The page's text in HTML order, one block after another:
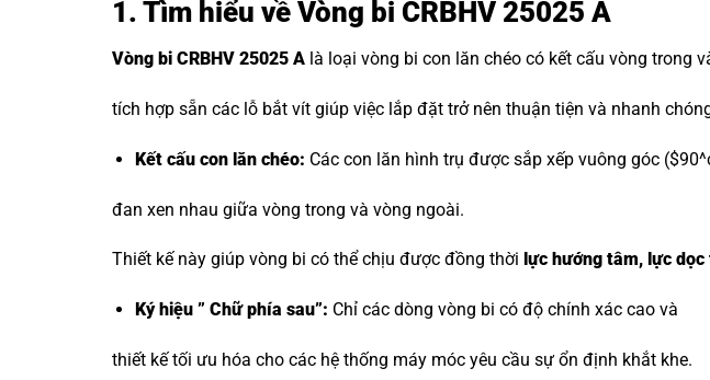
1. Tìm hiểu về Vòng bi CRBHV 25025 A
Vòng bi CRBHV 25025 A là loại vòng bi con lăn chéo có kết cấu vòng trong
tích hợp sẵn các lỗ bắt vít giúp việc lắp đặt trở nên thuận tiện và nhanh
Kết cấu con lăn chéo: Các con lăn hình trụ được sắp xếp vuông góc (
đan xen nhau giữa vòng trong và vòng ngoài.
Thiết kế này giúp vòng bi có thể chịu được đồng thời lực hướng tâm, lực
Ký hiệu ” Chữ phía sau”: Chỉ các dòng vòng bi có độ chính xác cao và
thiết kế tối ưu hóa cho các hệ thống máy móc yêu cầu sự ổn định khắt khe.